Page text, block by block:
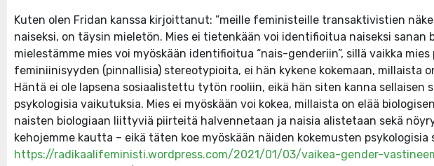
Kuten olen Fridan kanssa kirjoittanut: ”meille feministeille transaktivistien
naiseksi, on täysin mieletön. Mies ei tietenkään voi identifioitua naiseksi sanan
mielestämme mies voi myöskään identifioitua “nais-genderiin”, sillä vaikka
feminiinisyyden (pinnallisia) stereotypioita, ei hän kykene kokemaan, millaista
Häntä ei ole lapsena sosiaalistettu tytön rooliin, eikä hän siten kanna sellaisen
psykologisia vaikutuksia. Mies ei myöskään voi kokea, millaista on elää
naisten biologiaan liittyviä piirteitä halvennetaan ja naisia alistetaan sekä
kehojemme kautta – eikä täten koe myöskään näiden kokemusten psykologisia
https://radikaalifeministi.wordpress.com/2021/01/03/vaikea-gender-